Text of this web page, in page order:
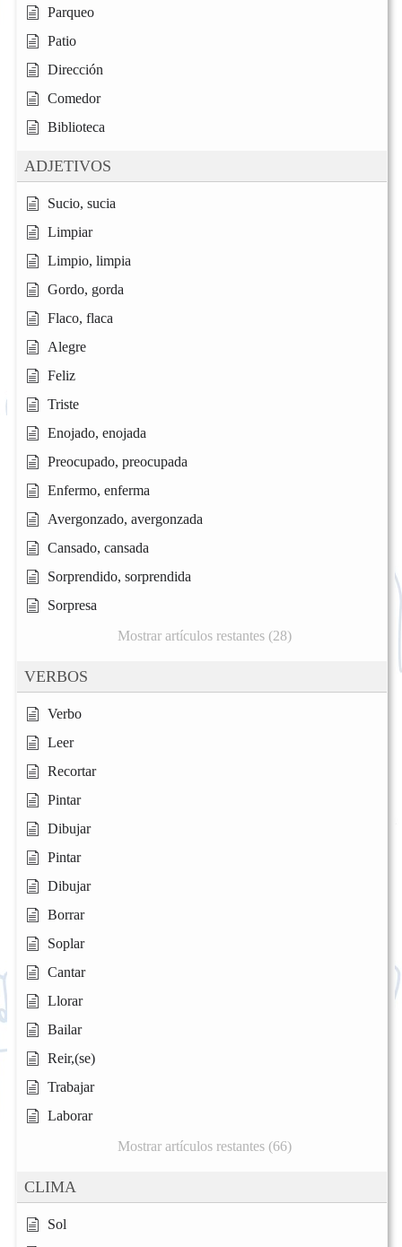
Parqueo
Patio
Dirección
Comedor
Biblioteca
ADJETIVOS
Sucio, sucia
Limpiar
Limpio, limpia
Gordo, gorda
Flaco, flaca
Alegre
Feliz
Triste
Enojado, enojada
Preocupado, preocupada
Enfermo, enferma
Avergonzado, avergonzada
Cansado, cansada
Sorprendido, sorprendida
Sorpresa
Mostrar artículos restantes (28)
VERBOS
Verbo
Leer
Recortar
Pintar
Dibujar
Pintar
Dibujar
Borrar
Soplar
Cantar
Llorar
Bailar
Reir,(se)
Trabajar
Laborar
Mostrar artículos restantes (66)
CLIMA
Sol